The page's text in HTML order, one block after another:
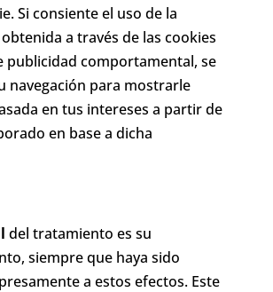
Si consiente el uso de la
a través de las cookies
publicidad comportamental, se
navegación para mostrarle
en tus intereses a partir de
en base a dicha
del tratamiento es su
siempre que haya sido
a estos efectos. Este